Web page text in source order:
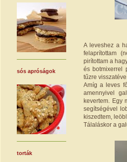
A leveshez a
felaprítottam
pirítottam a
és botmixerrel
tűzre
Amíg a leves
amennyivel
kevertem. Egy
segítségével
kiszedtem,
Tálaláskor a
sós apróságok
torták